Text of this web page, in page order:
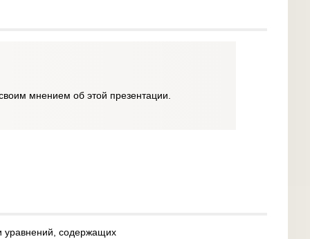
мнением об этой презентации.
уравнений, содержащих